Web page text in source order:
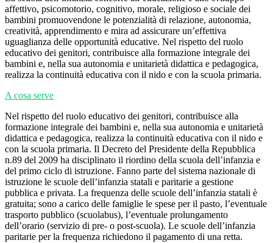
affettivo, psicomotorio, cognitivo, morale, religioso e sociale dei
bambini promuovendone le potenzialità di relazione, autonomia,
creatività, apprendimento e mira ad assicurare un’effettiva
uguaglianza delle opportunità educative. Nel rispetto del ruolo
educativo dei genitori, contribuisce alla formazione integrale dei
bambini e, nella sua autonomia e unitarietà didattica e pedagogica,
realizza la continuità educativa con il nido e con la scuola primaria.
A cosa serve
Nel rispetto del ruolo educativo dei genitori, contribuisce alla
formazione integrale dei bambini e, nella sua autonomia e unitarietà
didattica e pedagogica, realizza la continuità educativa con il nido e
con la scuola primaria. Il Decreto del Presidente della Repubblica
n.89 del 2009 ha disciplinato il riordino della scuola dell’infanzia e
del primo ciclo di istruzione. Fanno parte del sistema nazionale di
istruzione le scuole dell’infanzia statali e paritarie a gestione
pubblica e privata. La frequenza delle scuole dell’infanzia statali è
gratuita; sono a carico delle famiglie le spese per il pasto, l’eventuale
trasporto pubblico (scuolabus), l’eventuale prolungamento
dell’orario (servizio di pre- o post-scuola). Le scuole dell’infanzia
paritarie per la frequenza richiedono il pagamento di una retta.